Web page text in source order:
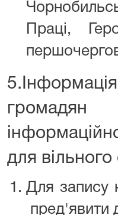
Праці,
для
Для
пред'явити